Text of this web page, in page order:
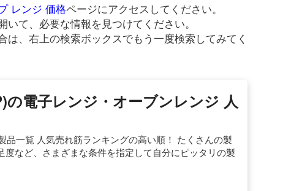
レンジ 価格ページにアクセスしてください。
て、必要な情報を見つけてください。
は、右上の検索ボックスでもう一度検索してみてく
電子レンジ・オーブンレンジ 人
一覧 人気売れ筋ランキングの高い順！ たくさんの製
など、さまざまな条件を指定して自分にピッタリの製